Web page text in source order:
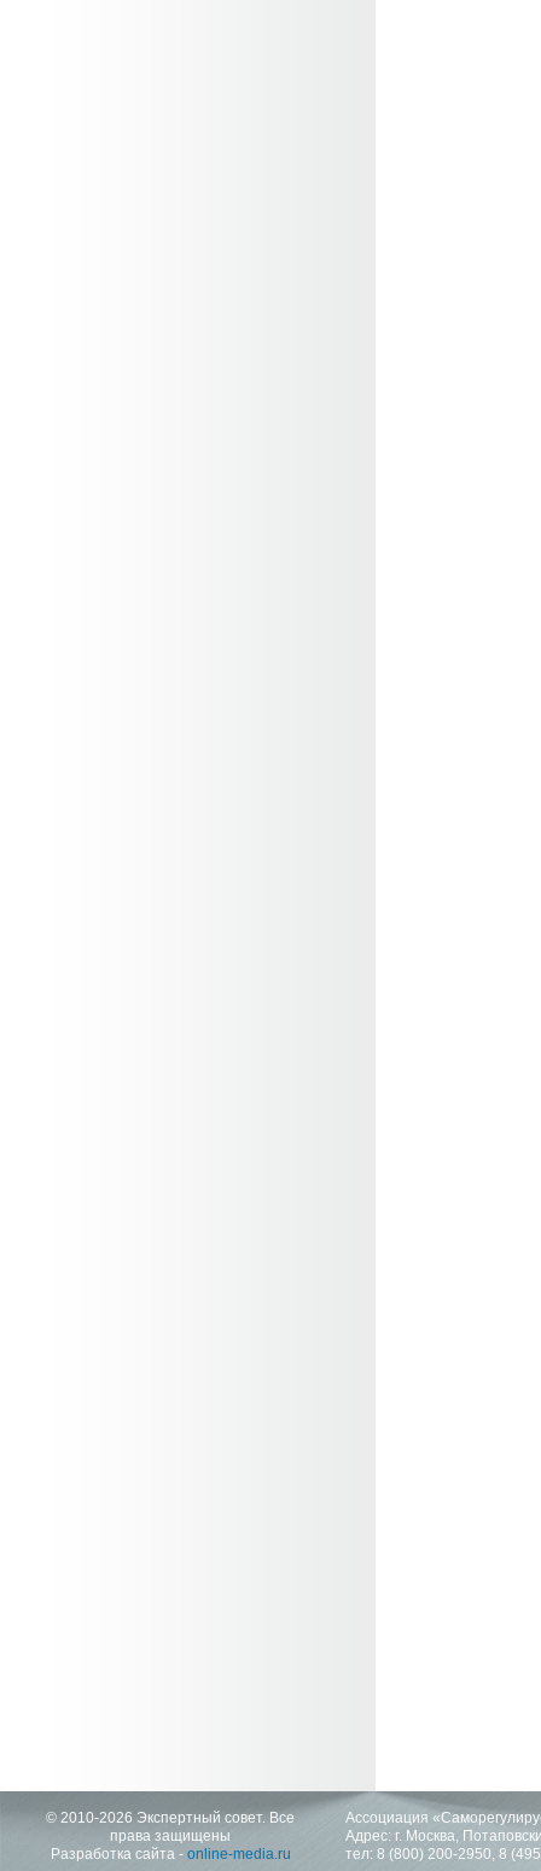
© 2010-2026 Экспертный совет. Все
права защищены
Разработка сайта - online-media.ru
Ассоциация
Адрес: г. Москва,
тел: 8 (800) 200-2950, 8